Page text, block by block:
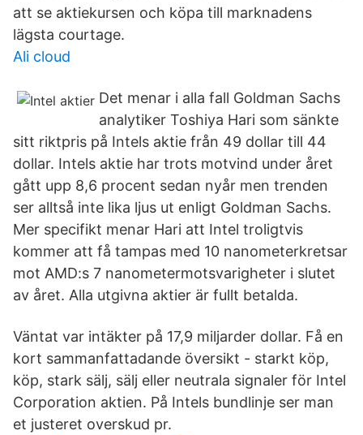
att se aktiekursen och köpa till marknadens
lägsta courtage.
Ali cloud
Det menar i alla fall Goldman Sachs
analytiker Toshiya Hari som sänkte
sitt riktpris på Intels aktie från 49 dollar till 44
dollar. Intels aktie har trots motvind under året
gått upp 8,6 procent sedan nyår men trenden
ser alltså inte lika ljus ut enligt Goldman Sachs.
Mer specifikt menar Hari att Intel troligtvis
kommer att få tampas med 10 nanometerkretsar
mot AMD:s 7 nanometermotsvarigheter i slutet
av året. Alla utgivna aktier är fullt betalda.
Väntat var intäkter på 17,9 miljarder dollar. Få en
kort sammanfattadande översikt - starkt köp,
köp, stark sälj, sälj eller neutrala signaler för Intel
Corporation aktien. På Intels bundlinje ser man
et justeret overskud pr.